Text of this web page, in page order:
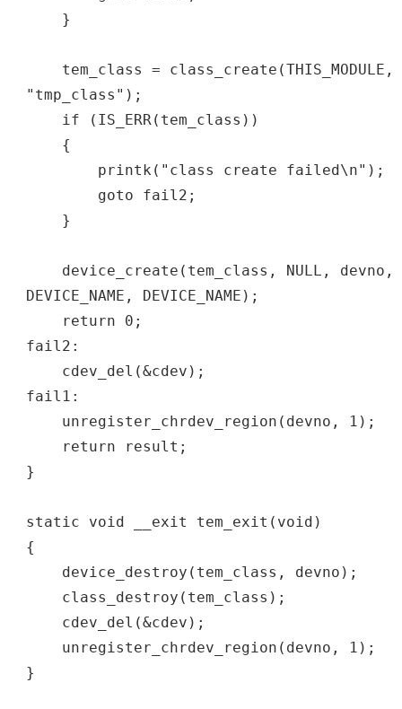
}
tem_class = class_create(THIS_MODULE,
"tmp_class");
if (IS_ERR(tem_class))
{
printk("class create failed\n");
goto fail2;
}
device_create(tem_class, NULL, devno,
DEVICE_NAME, DEVICE_NAME);
return 0;
fail2:
cdev_del(&cdev);
fail1:
unregister_chrdev_region(devno, 1);
return result;
}
static void __exit tem_exit(void)
{
device_destroy(tem_class, devno);
class_destroy(tem_class);
cdev_del(&cdev);
unregister_chrdev_region(devno, 1);
}